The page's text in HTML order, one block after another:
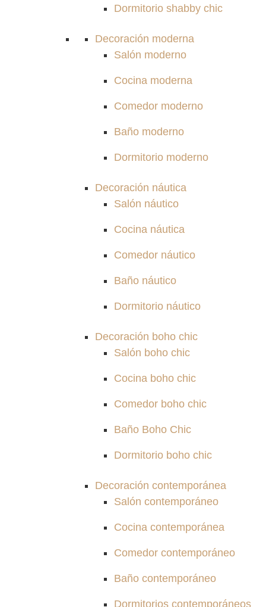
Dormitorio shabby chic
Decoración moderna
Salón moderno
Cocina moderna
Comedor moderno
Baño moderno
Dormitorio moderno
Decoración náutica
Salón náutico
Cocina náutica
Comedor náutico
Baño náutico
Dormitorio náutico
Decoración boho chic
Salón boho chic
Cocina boho chic
Comedor boho chic
Baño Boho Chic
Dormitorio boho chic
Decoración contemporánea
Salón contemporáneo
Cocina contemporánea
Comedor contemporáneo
Baño contemporáneo
Dormitorios contemporáneos